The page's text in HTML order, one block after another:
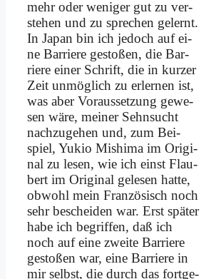
mehr oder we­ni­ger gut zu ver­
ste­hen und zu spre­chen ge­lernt.
In Ja­pan bin ich je­doch auf ei­
ne Bar­rie­re ge­sto­ßen, die Bar­
rie­re ei­ner Schrift, die in kur­zer
Zeit un­mög­lich zu er­ler­nen ist,
was aber Voraus­setzung ge­we­
sen wä­re, mei­ner Sehn­sucht
nach­zu­ge­hen und, zum Bei­
spiel, Yu­kio Mishi­ma im Ori­gi­
nal zu le­sen, wie ich einst Flau­
bert im Ori­gi­nal ge­le­sen hat­te,
ob­wohl mein Fran­zö­sisch noch
sehr be­schei­den war. Erst spä­ter
ha­be ich be­grif­fen, daß ich
noch auf ei­ne zwei­te Bar­rie­re
ge­sto­ßen war, ei­ne Bar­rie­re in
mir selbst, die durch das fortge­